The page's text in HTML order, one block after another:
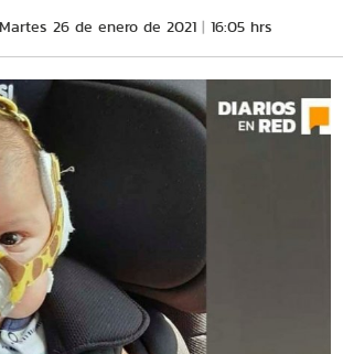
Martes 26 de enero de 2021 16:05 hrs